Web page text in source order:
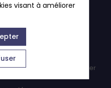
avez besoin pour profiter
visant à améliorer